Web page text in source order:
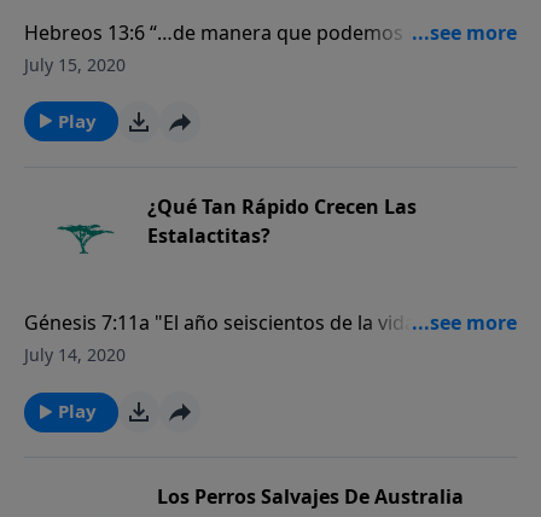
Hebreos 13:6 “…de manera que podemos decir
confiadamente: El Señor es mi ayudador; no temeré
July 15, 2020
Play
¿Qué Tan Rápido Crecen Las
Estalactitas?
Génesis 7:11a "El año seiscientos de la vida de Noé,
en el mes segundo, a los diecisiete días del mes,
abismo…"
July 14, 2020
Play
Los Perros Salvajes De Australia